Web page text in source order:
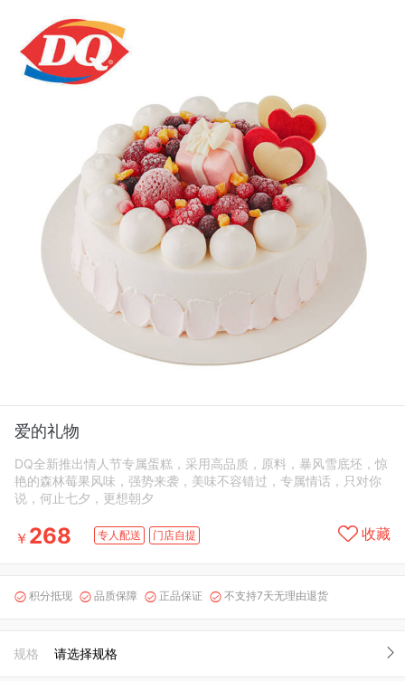
爱的礼物
DQ全新推出情人节专属蛋糕，采用高品质，原料，暴风雪底坯，惊
艳的森林莓果风味，强势来袭，美味不容错过，专属情话，只对你
说，何止七夕，更想朝夕
￥ 268 专人配送 门店自提 收藏
 积分抵现  品质保障  正品保证  不支持7天无理由退货
规格 请选择规格